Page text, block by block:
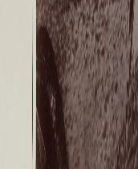
Гравюра
Рисунок
Народное
Архив